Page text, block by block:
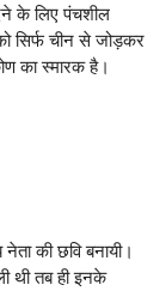
के लिए पंचशील
सिर्फ चीन से जोड़कर
का स्मारक है।
की छवि बनायी।
थी तब ही इनके